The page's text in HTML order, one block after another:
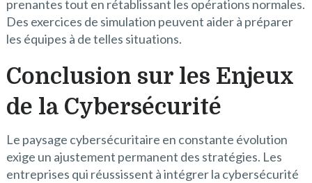
prenantes tout en rétablissant les opérations normales.
Des exercices de simulation peuvent aider à préparer
les équipes à de telles situations.
Conclusion sur les Enjeux
de la Cybersécurité
Le paysage cybersécuritaire en constante évolution
exige un ajustement permanent des stratégies. Les
entreprises qui réussissent à intégrer la cybersécurité